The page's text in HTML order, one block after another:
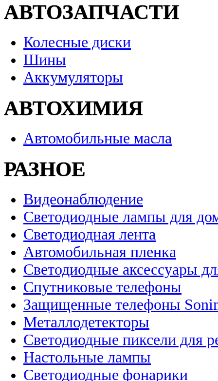
АВТОЗАПЧАСТИ
Колесные диски
Шины
Аккумуляторы
АВТОХИМИЯ
Автомобильные масла
РАЗНОЕ
Видеонаблюдение
Светодиодные лампы для
Светодиодная лента
Автомобильная пленка
Светодиодные аксессуары
Спутниковые телефоны
Защищенные телефоны
Металлодетекторы
Светодиодные пиксели для
Настольные лампы
Светодиодные фонарики